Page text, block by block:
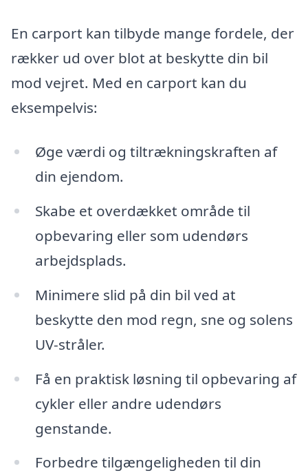
En carport kan tilbyde mange fordele, der
rækker ud over blot at beskytte din bil
mod vejret. Med en carport kan du
eksempelvis:
Øge værdi og tiltrækningskraften af
din ejendom.
Skabe et overdækket område til
opbevaring eller som udendørs
arbejdsplads.
Minimere slid på din bil ved at
beskytte den mod regn, sne og solens
UV-stråler.
Få en praktisk løsning til opbevaring af
cykler eller andre udendørs
genstande.
Forbedre tilgængeligheden til din